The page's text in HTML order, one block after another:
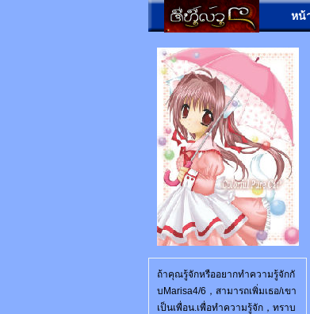
หน้
ถ้าคุณรู้จักหรืออยากทำความรู้จักกั
บMarisa4/6，สามารถเพิ่มเธอ/เขา
เป็นเพื่อน.เพื่อทำความรู้จัก，ทราบ